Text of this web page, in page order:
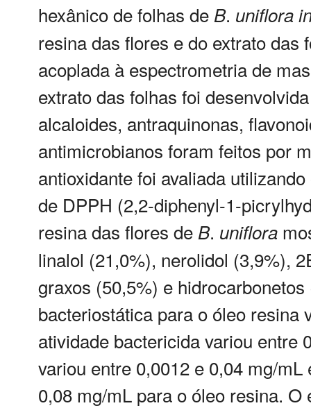
hexânico de folhas de B. uniflora
resina das flores e do extrato
acoplada à espectrometria de
extrato das folhas foi
alcaloides, antraquinonas,
antimicrobianos foram feitos por
antioxidante foi avaliada
de DPPH (2,2-diphenyl-1-
resina das flores de B. uniflora
linalol (21,0%), nerolidol (3,9%),
graxos (50,5%) e
bacteriostática para o óleo resina
atividade bactericida variou entre
variou entre 0,0012 e 0,04 mg/
0,08 mg/mL para o óleo resina.